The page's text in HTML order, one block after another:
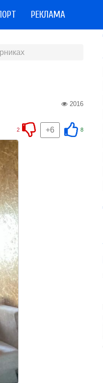
РЕКЛАМА
2016
8
+6
2